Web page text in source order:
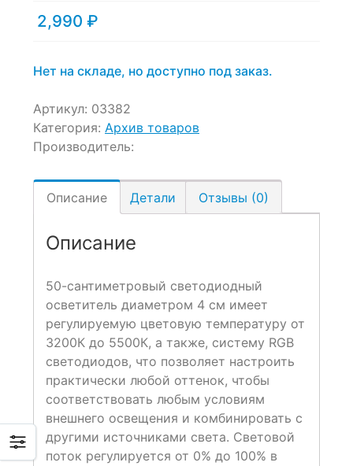
2,990 ₽
Нет на складе, но доступно под заказ.
Артикул: 03382
Категория: Архив товаров
Производитель:
Описание Детали Отзывы (0)
Описание
50-сантиметровый светодиодный
осветитель диаметром 4 см имеет
регулируемую цветовую температуру от
3200К до 5500К, а также, систему RGB
светодиодов, что позволяет настроить
практически любой оттенок, чтобы
соответствовать любым условиям
внешнего освещения и комбинировать с
другими источниками света. Световой
поток регулируется от 0% до 100% в